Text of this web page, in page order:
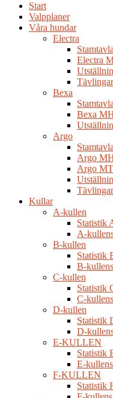
Start
Valpplaner
Våra hundar
Electra
Electra
Bexa
Bexa
Argo
Argo
Argo MT
Tävlingar
Kullar
A-kullen
Statistik
A-
B-kullen
Statistik
B-
C-kullen
Statistik
C-
D-kullen
Statistik
D-
E-KULLEN
Statistik
E-
F-KULLEN
Statistik